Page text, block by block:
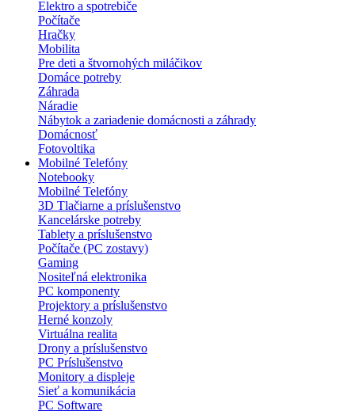
Elektro a spotrebiče
Počítače
Hračky
Mobilita
Pre deti a štvornohých miláčikov
Domáce potreby
Záhrada
Náradie
Nábytok a zariadenie domácnosti a záhrady
Domácnosť
Fotovoltika
Mobilné Telefóny
Notebooky
Mobilné Telefóny
3D Tlačiarne a príslušenstvo
Kancelárske potreby
Tablety a príslušenstvo
Počítače (PC zostavy)
Gaming
Nositeľná elektronika
PC komponenty
Projektory a príslušenstvo
Herné konzoly
Virtuálna realita
Drony a príslušenstvo
PC Príslušenstvo
Monitory a displeje
Sieť a komunikácia
PC Software